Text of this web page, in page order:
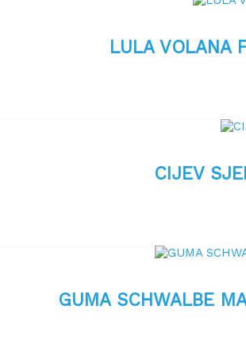
LULA VOLANA
CIJEV
GUMA SCHWALBE